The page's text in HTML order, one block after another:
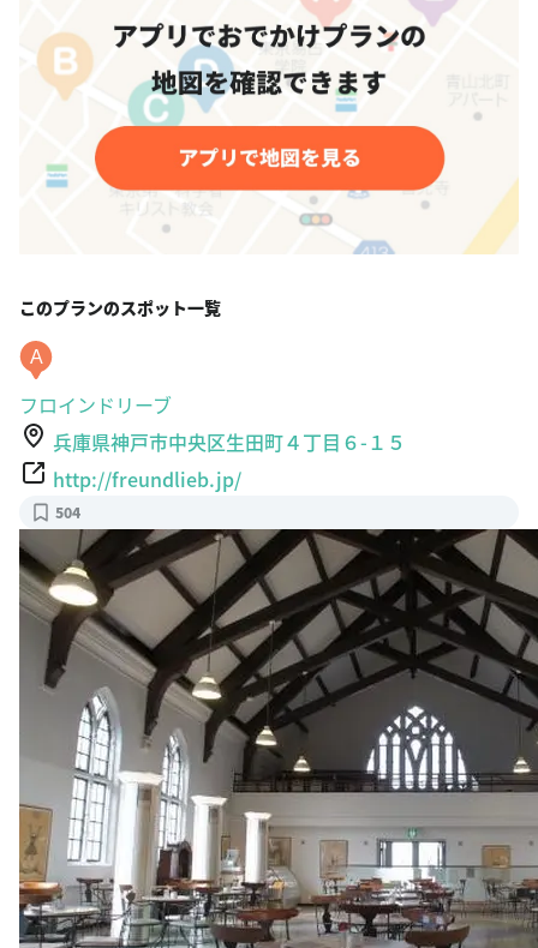
このプランのスポット一覧
A
フロインドリーブ
兵庫県神戸市中央区生田町４丁目６-１５
http://freundlieb.jp/
504